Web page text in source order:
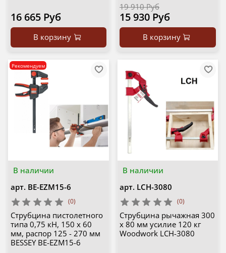
16 665 Руб
В корзину
19 910 Руб
15 930 Руб
В корзину
В наличии
Рекомендуем
арт. BE-EZM15-6
(0)
Струбцина пистолетного
типа 0,75 кН, 150 x 60
мм, распор 125 - 270 мм
BESSEY BE-EZM15-6
В наличии
арт. LCH-3080
(0)
Струбцина рычажная 300
х 80 мм усилие 120 кг
Woodwork LCH-3080